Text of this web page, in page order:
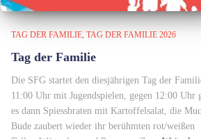
TAG DER FAMILIE TAG DER FAMILIE 2026
Tag der Familie
Die SFG startet den diesjährigen Tag der
11:00 Uhr mit Jugendspielen, gegen 12:00 Uhr
es dann Spiessbraten mit Kartoffelsalat, die
Bude zaubert wieder ihr berühmten rot/weißen